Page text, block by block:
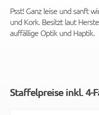
Psst! Ganz leise und sanft
und Kork. Besitzt laut
auffällige Optik und Haptik.
Staffelpreise inkl. 4-